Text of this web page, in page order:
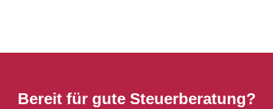
Bereit für gute Steuerberatung?